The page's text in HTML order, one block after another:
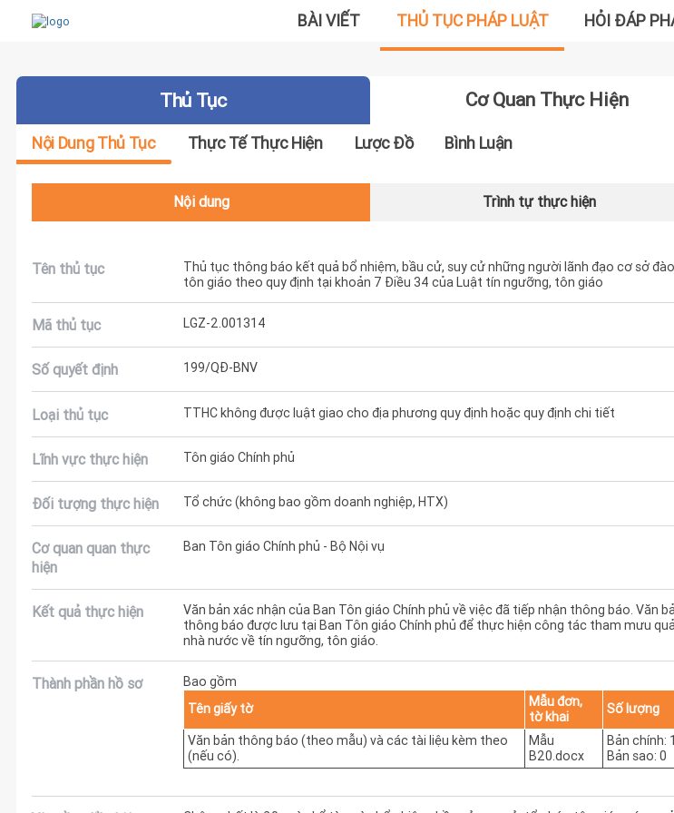
BÀI VIẾT THỦ TỤC PHÁP LUẬT HỎI ĐÁP
Thủ Tục Cơ Quan Thực Hiện
Nội Dung Thủ Tục Thực Tế Thực Hiện Lược Đồ Bình Luận
Nội dung Trình tự thực hiện
Tên thủ tục
Thủ tục thông báo kết quả bổ nhiệm, bầu cử, suy cử những người lãnh đạo cơ sở
tôn giáo theo quy định tại khoản 7 Điều 34 của Luật tín ngưỡng, tôn giáo
Mã thủ tục LGZ-2.001314
Số quyết định 199/QĐ-BNV
Loại thủ tục TTHC không được luật giao cho địa phương quy định hoặc quy định chi tiết
Lĩnh vực thực hiện Tôn giáo Chính phủ
Đối tượng thực hiện Tổ chức (không bao gồm doanh nghiệp, HTX)
Cơ quan quan thực
hiện
Ban Tôn giáo Chính phủ - Bộ Nội vụ
Kết quả thực hiện
Văn bản xác nhận của Ban Tôn giáo Chính phủ về việc đã tiếp nhận thông báo. Văn
thông báo được lưu tại Ban Tôn giáo Chính phủ để thực hiện công tác tham mưu
nhà nước về tín ngưỡng, tôn giáo.
Thành phần hồ sơ
Bao gồm
Tên giấy tờ
Mẫu đơn,
tờ khai
Số lượng
Văn bản thông báo (theo mẫu) và các tài liệu kèm theo
(nếu có).
Mẫu
B20.docx
Bản chính: 1
Bản sao: 0